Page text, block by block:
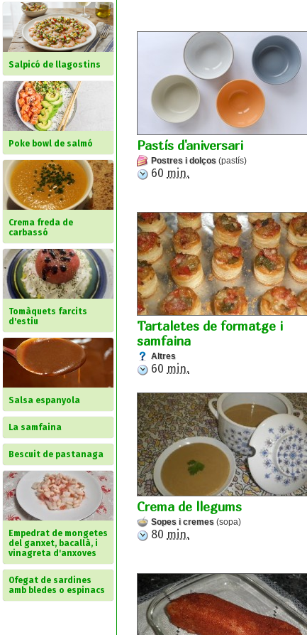
Salpicó de llagostins
Poke bowl de salmó
Crema freda de
carbassó
Tomàquets farcits
d'estiu
Salsa espanyola
La samfaina
Bescuit de pastanaga
Empedrat de mongetes
del ganxet, bacallà, i
vinagreta d'anxoves
Ofegat de sardines
amb bledes o espinacs
Pastís d'aniversari
Postres i dolços (pastís)
60 min.
Tartaletes de formatge i
samfaina
Altres
60 min.
Crema de llegums
Sopes i cremes (sopa)
80 min.